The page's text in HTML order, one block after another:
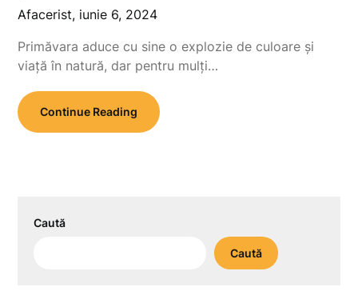
Afacerist, iunie 6, 2024
Primăvara aduce cu sine o explozie de culoare și
viață în natură, dar pentru mulți…
Continue Reading
Caută
Caută